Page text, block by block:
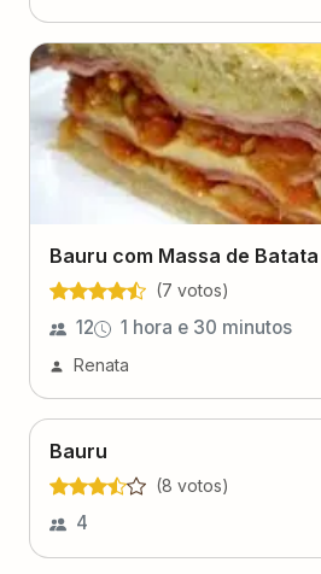
Bauru com Massa de Batata
(7 votos)
12 1 hora e 30 minutos
Renata
Bauru
(8 votos)
4